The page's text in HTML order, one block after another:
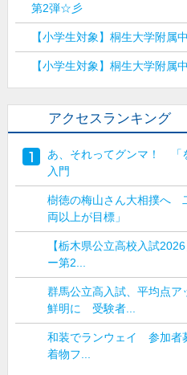
第2弾☆彡
【小学生対象】桐生大学附
【小学生対象】桐生大学附属
アクセスランキング
あ、それってグンマ！ 「
入門
樹徳の梅山さん大相撲へ
両以上が目標」
【栃木県公立高校入試
ー第2...
群馬公立高入試、平均点
鮮明に 受験者...
和装でランウェイ 参加者
着物フ...